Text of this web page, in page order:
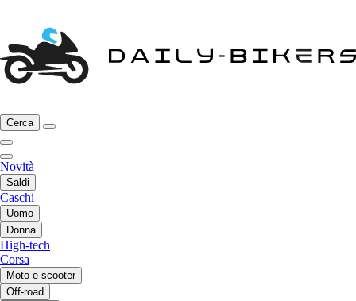
Cerca
Novità
Saldi
Caschi
Uomo
Donna
High-tech
Corsa
Moto e scooter
Off-road